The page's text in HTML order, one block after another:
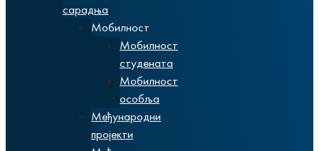
сарадња
Мобилност
Мобилност
студената
Мобилност
особља
Међународни
пројекти